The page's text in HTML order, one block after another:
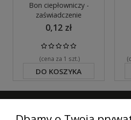
Bon ciepłowniczy -
zaświadczenie
0,12 zł
(cena za 1 szt.)
DO KOSZYKA